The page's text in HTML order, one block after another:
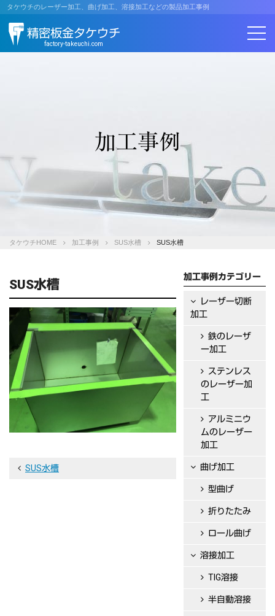
コタケウチのレーザー加工、曲げ加工、溶接加工などの製品加工事例
精密板金タケウチ
factory-takeuchi.com
加工事例
タケウチHOME 加工事例 SUS水槽 SUS水槽
SUS水槽
投SUS水槽
加工事例カテゴリー
レーザー切断
加工
鉄のレーザ
ー加工
ステンレス
のレーザー加
工
アルミニウ
ムのレーザー
加工
曲げ加工
型曲げ
折りたたみ
ロール曲げ
溶接加工
TIG溶接
半自動溶接